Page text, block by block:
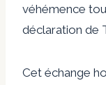
véhémence
déclaration de
Cet échange